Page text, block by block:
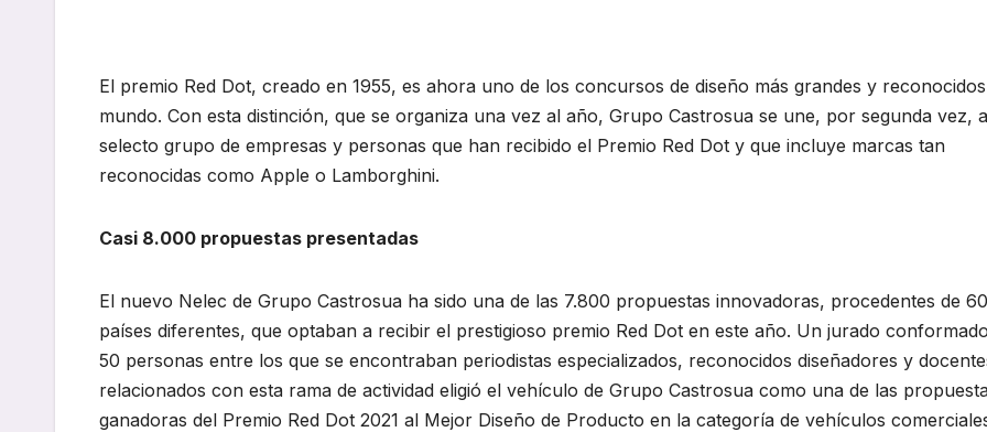
El premio Red Dot, creado en 1955, es ahora uno de los concursos de diseño más grandes y
mundo. Con esta distinción, que se organiza una vez al año, Grupo Castrosua se une, por segunda vez,
selecto grupo de empresas y personas que han recibido el Premio Red Dot y que incluye marcas tan
reconocidas como Apple o Lamborghini.
Casi 8.000 propuestas presentadas
El nuevo Nelec de Grupo Castrosua ha sido una de las 7.800 propuestas innovadoras, procedentes de 60
países diferentes, que optaban a recibir el prestigioso premio Red Dot en este año. Un jurado
50 personas entre los que se encontraban periodistas especializados, reconocidos diseñadores y
relacionados con esta rama de actividad eligió el vehículo de Grupo Castrosua como una de las
ganadoras del Premio Red Dot 2021 al Mejor Diseño de Producto en la categoría de vehículos